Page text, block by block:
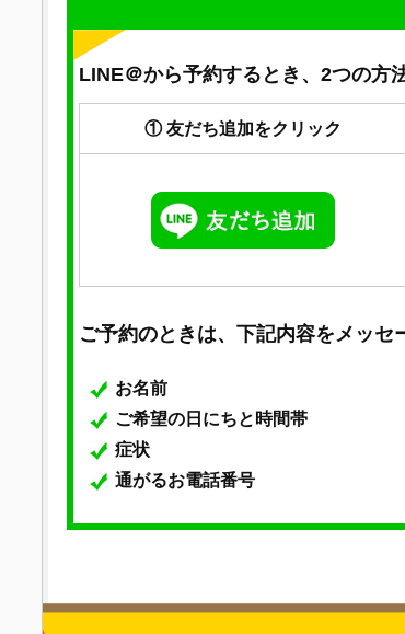
LINE＠から予約するとき、2つの方
① 友だち追加をクリック
ご予約のときは、下記内容をメッセ
お名前
ご希望の日にちと時間帯
症状
通がるお電話番号